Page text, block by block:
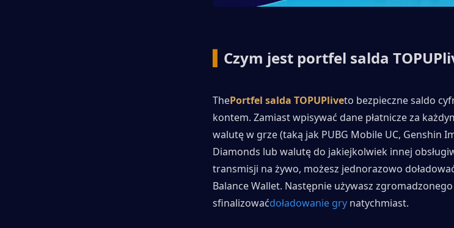
Czym jest portfel salda
ThePortfel salda TOPUPliveto bezpieczne saldo
kontem. Zamiast wpisywać dane płatnicze za
walutę w grze (taką jak PUBG Mobile UC, Genshin
Diamonds lub walutę do jakiejkolwiek innej
transmisji na żywo, możesz jednorazowo
Balance Wallet. Następnie używasz
sfinalizowaćdoładowanie gry natychmiast.